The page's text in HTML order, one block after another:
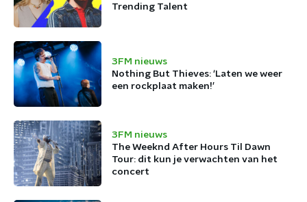
Trending Talent
3FM nieuws
Nothing But Thieves: ‘Laten we weer
een rockplaat maken!’
3FM nieuws
The Weeknd After Hours Til Dawn
Tour: dit kun je verwachten van het
concert